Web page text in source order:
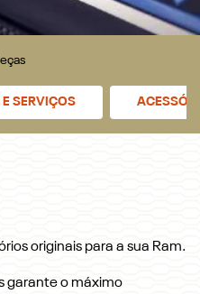
E SERVIÇOS
originais para a sua Ram.
garante o máximo